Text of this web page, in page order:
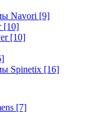
Navori [9]
[10]
[10]
Spinetix [16]
[7]